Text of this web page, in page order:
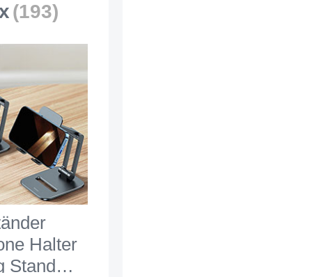
(193)
Halter
Stand